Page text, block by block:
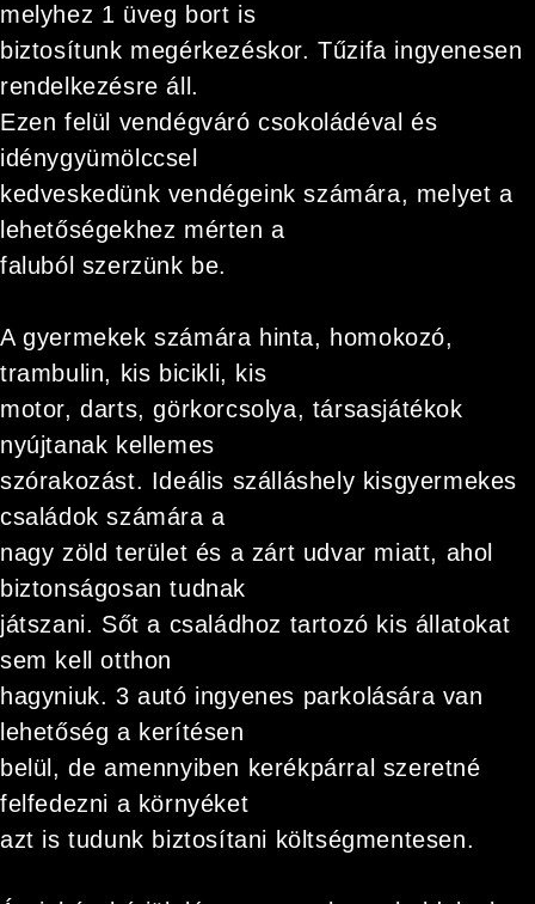
melyhez 1 üveg bort is
biztosítunk megérkezéskor. Tűzifa ingyenesen
rendelkezésre áll.
Ezen felül vendégváró csokoládéval és
idénygyümölccsel
kedveskedünk vendégeink számára, melyet a
lehetőségekhez mérten a
faluból szerzünk be.
A gyermekek számára hinta, homokozó,
trambulin, kis bicikli, kis
motor, darts, görkorcsolya, társasjátékok
nyújtanak kellemes
szórakozást. Ideális szálláshely kisgyermekes
családok számára a
nagy zöld terület és a zárt udvar miatt, ahol
biztonságosan tudnak
játszani. Sőt a családhoz tartozó kis állatokat
sem kell otthon
hagyniuk. 3 autó ingyenes parkolására van
lehetőség a kerítésen
belül, de amennyiben kerékpárral szeretné
felfedezni a környéket
azt is tudunk biztosítani költségmentesen.